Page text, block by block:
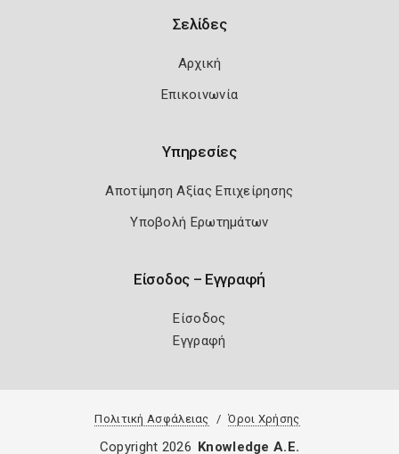
Σελίδες
Αρχική
Επικοινωνία
Υπηρεσίες
Αποτίμηση Αξίας Επιχείρησης
Υποβολή Ερωτημάτων
Είσοδος – Εγγραφή
Είσοδος
Εγγραφή
Πολιτική Ασφάλειας Όροι Χρήσης
Copyright 2026 Knowledge A.E.